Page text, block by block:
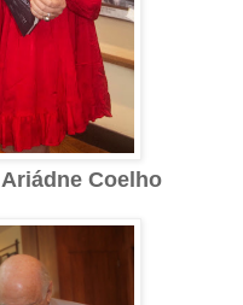
Ariádne Coelho